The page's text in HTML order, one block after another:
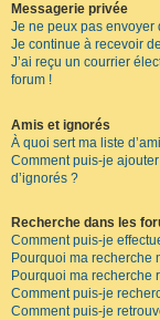
Messagerie privée
Je ne peux pas envoyer
Je continue à recevoir
J’ai reçu un courrier
forum !
Amis et ignorés
À quoi sert ma liste
Comment puis-je
d’ignorés ?
Recherche dans les
Comment puis-je
Pourquoi ma recherche
Pourquoi ma recherche
Comment puis-je
Comment puis-je